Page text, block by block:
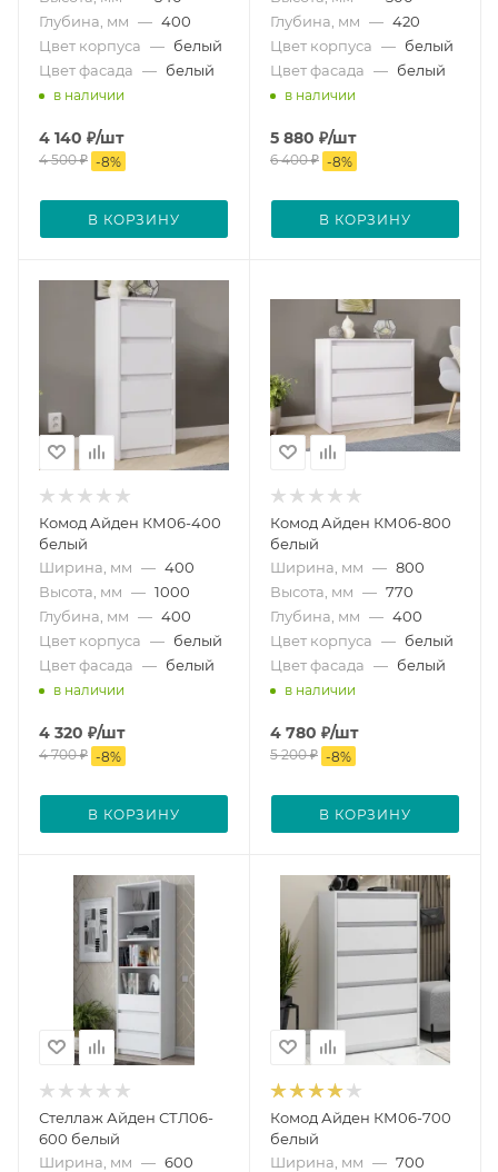
Глубина, мм — 400
Цвет корпуса — белый
Цвет фасада — белый
в наличии
4 140 ₽/шт
4 500₽ -8%
В КОРЗИНУ
Глубина, мм — 420
Цвет корпуса — белый
Цвет фасада — белый
в наличии
5 880 ₽/шт
6 400₽ -8%
В КОРЗИНУ
Комод Айден КМ06-400
белый
Ширина, мм — 400
Высота, мм — 1000
Глубина, мм — 400
Цвет корпуса — белый
Цвет фасада — белый
в наличии
4 320 ₽/шт
4 700₽ -8%
В КОРЗИНУ
Комод Айден КМ06-800
белый
Ширина, мм — 800
Высота, мм — 770
Глубина, мм — 400
Цвет корпуса — белый
Цвет фасада — белый
в наличии
4 780 ₽/шт
5 200₽ -8%
В КОРЗИНУ
Стеллаж Айден СТЛ06-
600 белый
Ширина, мм — 600
Комод Айден КМ06-700
белый
Ширина, мм — 700